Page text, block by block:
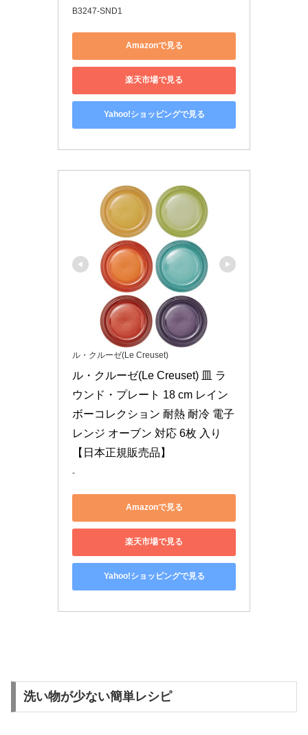
B3247-SND1
Amazonで見る
楽天市場で見る
Yahoo!ショッピングで見る
ル・クルーゼ(Le Creuset)
ル・クルーゼ(Le Creuset) 皿 ラ
ウンド・プレート 18 cm レイン
ボーコレクション 耐熱 耐冷 電子
レンジ オーブン 対応 6枚 入り
【日本正規販売品】
-
Amazonで見る
楽天市場で見る
Yahoo!ショッピングで見る
洗い物が少ない簡単レシピ